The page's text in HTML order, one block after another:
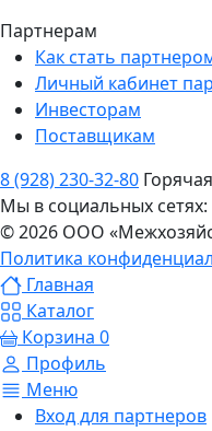
Партнерам
Как стать
Личный кабинет
Инвесторам
Поставщикам
8 (928) 230-32-80
Мы в социальных сетях:
© 2026 ООО
Политика
Главная
Каталог
Корзина 0
Профиль
Меню
Вход для партнеров